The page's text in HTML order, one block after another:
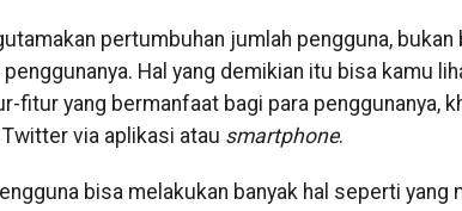
pertumbuhan jumlah pengguna,
penggunanya. Hal yang demikian itu bisa kamu
fitur yang bermanfaat bagi para penggunanya,
via aplikasi atau smartphone.
bisa melakukan banyak hal seperti yang